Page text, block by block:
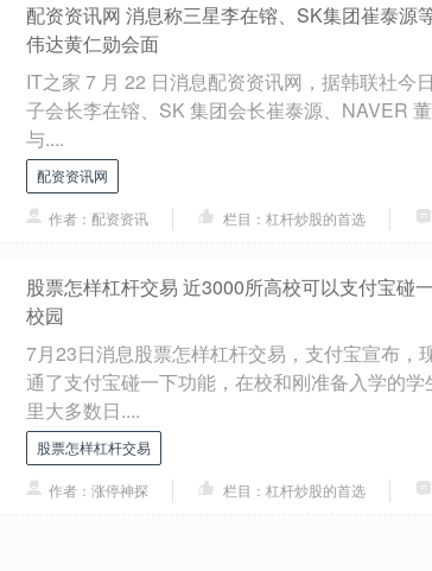
配资资讯网 消息称三星李在镕、SK集团崔泰源
伟达黄仁勋会面
IT之家 7 月 22 日消息配资资讯网，据韩联社今
子会长李在镕、SK 集团会长崔泰源、NAVER
与....
配资资讯网
作者：配资资讯 栏目：杠杆炒股的首选
股票怎样杠杆交易 近3000所高校可以支付宝碰
校园
7月23日消息股票怎样杠杆交易，支付宝宣布，
通了支付宝碰一下功能，在校和刚准备入学的
里大多数日....
股票怎样杠杆交易
作者：涨停神探 栏目：杠杆炒股的首选